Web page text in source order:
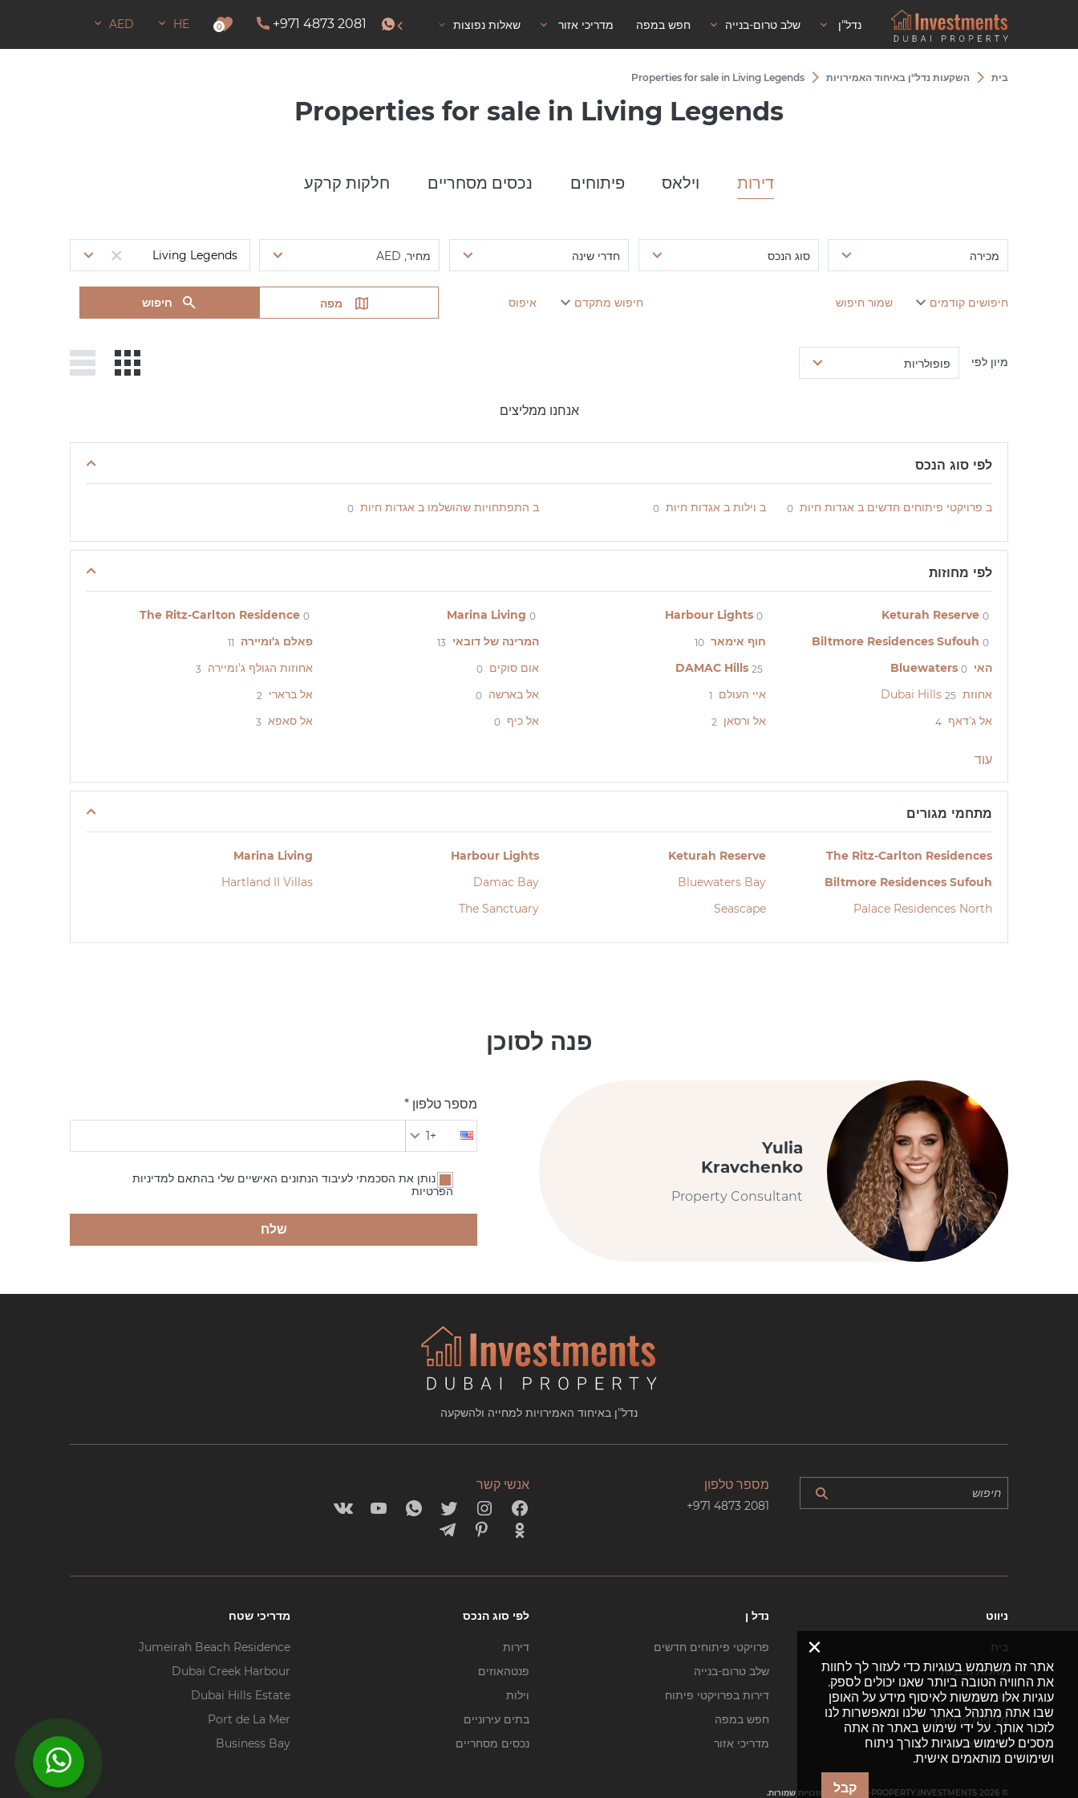
נדל"ן שלב טרום-בנייה חפש במפה מדריכי אזור שאלות נפוצות אישור שהייה+971 4873 2081
0
HE
AED
בית השקעות נדל"ן באיחוד האמירויות Properties for sale in Living Legends
Properties for sale in Living Legends
דירות וילאס פיתוחים נכסים מסחריים חלקות קרקע
מכירה סוג הנכס חדרי שינה מחיר, AED
חיפושים קודמים שמור חיפוש חיפוש מתקדם איפוס מפה חיפוש
מיון לפי פופולריות
אנחנו ממליצים
לפי סוג הנכס
ב פרויקטי פיתוחים חדשים ב אגדות חיות 0 ב וילות ב אגדות חיות 0 ב התפתחויות שהושלמו ב אגדות חיות 0
לפי מחוזות
Keturah Reserve 0
Harbour Lights 0
Marina Living 0
The Ritz-Carlton Residence 0
Biltmore Residences Sufouh 0 חוף אימאר 10 המרינה של דובאי 13 פאלם ג'ומיירה 11
האי Bluewaters 0
DAMAC Hills 25 אום סוקים 0 אחוזות הגולף ג'ומיירה 3
אחוזת Dubai Hills 25 איי העולם 1 אל בארשה 0 אל ברארי 2
אל ג'דאף 4 אל ורסאן 2 אל כיף 0 אל סאפא 3
עוד
מתחמי מגורים
The Ritz-Carlton Residences
Keturah Reserve
Harbour Lights
Marina Living
Biltmore Residences Sufouh
Bluewaters Bay
Damac Bay
Hartland II Villas
Palace Residences North
Seascape
The Sanctuary
פנה לסוכן
Yulia
Kravchenko
Property Consultant
מספר טלפון *
+1
אני נותן את הסכמתי לעיבוד הנתונים האישיים שלי בהתאם למדיניות
הפרטיות
שלח
נדל"ן באיחוד האמירויות למחייה ולהשקעה
מספר טלפון
+971 4873 2081
אנשי קשר
ניווט
בית
שאלות נפוצות
צור קשר
מדיניות פרטיות
מפת האתר
נדל ן
פרויקטי פיתוחים חדשים
שלב טרום-בנייה
דירות בפרויקטי פיתוח
חפש במפה
מדריכי אזור
לפי סוג הנכס
דירות
פנטהאוזים
וילות
בתים עירוניים
נכסים מסחריים
מדריכי שטח
Jumeirah Beach Residence
Dubai Creek Harbour
Dubai Hills Estate
Port de La Mer
Business Bay
© DUBAI-PROPERTY.INVESTMENTS 2026. כל הזכויות שמורות.
×
אתר זה משתמש בעוגיות כדי לעזור לך לחוות
את החוויה הטובה ביותר שאנו יכולים לספק.
עוגיות אלו משמשות לאיסוף מידע על האופן
שבו אתה מתנהל באתר שלנו ומאפשרות לנו
לזכור אותך. על ידי שימוש באתר זה אתה
מסכים לשימוש בעוגיות לצורך ניתוח
ושימושים מותאמים אישית.
קבל